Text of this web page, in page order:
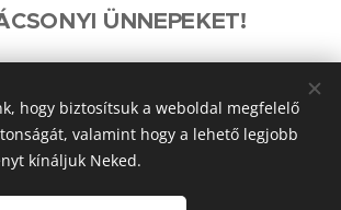
ÜNNEPEKET!
hogy biztosítsuk a weboldal megfelelő
valamint hogy a lehető legjobb
kínáljuk Neked.